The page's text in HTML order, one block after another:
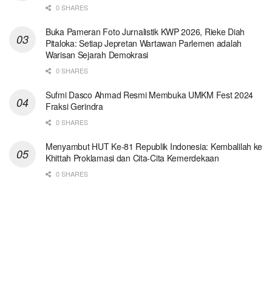
0 SHARES
Buka Pameran Foto Jurnalistik KWP 2026, Rieke Diah
Pitaloka: Setiap Jepretan Wartawan Parlemen adalah
Warisan Sejarah Demokrasi
0 SHARES
Sufmi Dasco Ahmad Resmi Membuka UMKM Fest 2024
Fraksi Gerindra
0 SHARES
Menyambut HUT Ke-81 Republik Indonesia: Kembalilah ke
Khittah Proklamasi dan Cita-Cita Kemerdekaan
0 SHARES